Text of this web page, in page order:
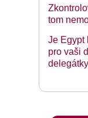
tom
Je Egypt
pro vaši